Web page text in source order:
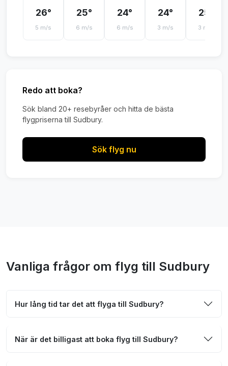
26°
5 m/s
25°
6 m/s
24°
6 m/s
24°
3 m/s
25°
3 m/s
Redo att boka?
Sök bland 20+ resebyråer och hitta de bästa
flygpriserna till Sudbury.
Sök flyg nu
Vanliga frågor om flyg till Sudbury
Hur lång tid tar det att flyga till Sudbury?
När är det billigast att boka flyg till Sudbury?